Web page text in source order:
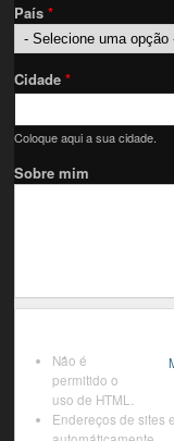
País*
Cidade*
Coloque aqui a sua cidade.
Sobre mim
Não é
permitido o
uso de HTML.
Endereços de sites